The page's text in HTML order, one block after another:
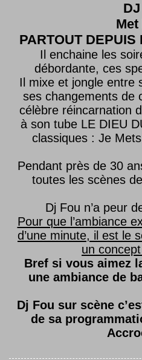
Met
PARTOUT
Il enchaine les
débordante, ces
Il mixe et jongle entre
ses changements de
célèbre réincarnation
à son tube LE DIEU
classiques : Je
Pendant près de 30
toutes les scènes
Dj Fou n’a peur
Pour que l’ambiance
d’une minute, il est le
un
Bref si vous aimez
une ambiance de
Dj Fou sur scène
de sa